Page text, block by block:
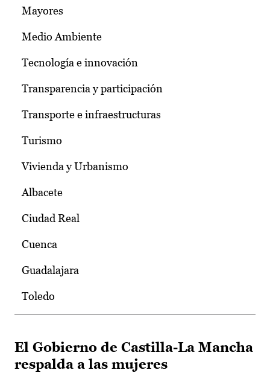
Mayores
Medio Ambiente
Tecnología e innovación
Transparencia y participación
Transporte e infraestructuras
Turismo
Vivienda y Urbanismo
Albacete
Ciudad Real
Cuenca
Guadalajara
Toledo
El Gobierno de Castilla-La Mancha
respalda a las mujeres